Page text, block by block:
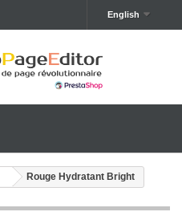
English
Rouge Hydratant Bright